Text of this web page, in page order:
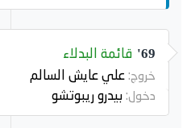
69' قائمة البدلاء
خروج:علي عايش السالم
دخول:بيدرو ريبوتشو